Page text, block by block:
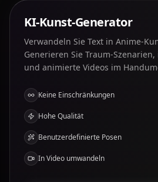
KI-Kunst-Generator
Verwandeln Sie Text in Anime-
Generieren Sie Traum-
und animierte Videos im
Keine Einschränkungen
Hohe Qualität
Benutzerdefinierte Posen
In Video umwandeln